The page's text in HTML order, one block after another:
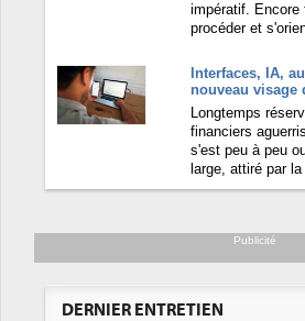
impératif.
procéder et
Interfaces, IA,
nouveau visage
Longtemps
financiers
s'est peu à peu
large, attiré par
Publicité
DERNIER ENTRETIEN